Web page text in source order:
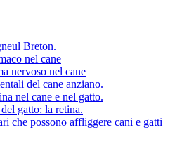
Breton.
nel cane
nervoso nel cane
del cane anziano.
nel cane e nel gatto.
gatto: la retina.
che possono affliggere cani e gatti